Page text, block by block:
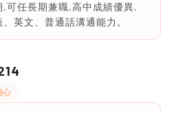
,可任長期兼職,高中成績優異,
英文、普通話溝通能力。
心